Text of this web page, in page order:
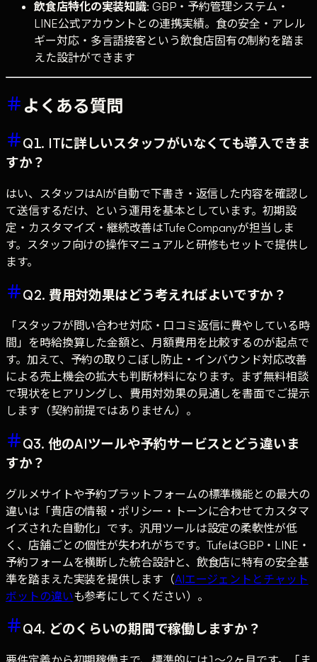
飲食店特化の実装知識: GBP・予約管理システム・
LINE公式アカウントとの連携実績。食の安全・アレル
ギー対応・多言語接客という飲食店固有の制約を踏ま
えた設計ができます
よくある質問
Q1. ITに詳しいスタッフがいなくても導入できま
すか？
はい、スタッフはAIが自動で下書き・返信した内容を確認し
て送信するだけ、という運用を基本としています。初期設
定・カスタマイズ・継続改善はTufe Companyが担当しま
す。スタッフ向けの操作マニュアルと研修もセットで提供し
ます。
Q2. 費用対効果はどう考えればよいですか？
「スタッフが問い合わせ対応・口コミ返信に費やしている時
間」を時給換算した金額と、月額費用を比較するのが起点で
す。加えて、予約の取りこぼし防止・インバウンド対応改善
による売上機会の拡大も判断材料になります。まず無料相談
で現状をヒアリングし、費用対効果の見通しを書面でご提示
します（契約前提ではありません）。
Q3. 他のAIツールや予約サービスとどう違いま
すか？
グルメサイトや予約プラットフォームの標準機能との最大の
違いは「貴店の情報・ポリシー・トーンに合わせてカスタマ
イズされた自動化」です。汎用ツールは設定の柔軟性が低
く、店舗ごとの個性が失われがちです。TufeはGBP・LINE・
予約フォームを横断した統合設計と、飲食店に特有の安全基
準を踏まえた実装を提供します（AIエージェントとチャット
ボットの違いも参考にしてください）。
Q4. どのくらいの期間で稼働しますか？